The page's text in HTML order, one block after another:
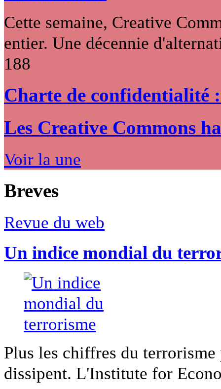
Cette semaine, Creative
entier. Une décennie
188
Charte de confidentialité
Les Creative Commons
Voir la une
Breves
Revue du web
Un indice mondial du
Plus les chiffres du
dissipent. L'Institute for